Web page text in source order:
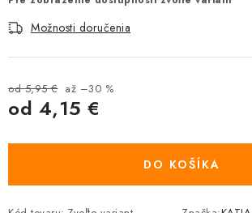
Možnosti doručenia
od 5,95 € až –30 %
od 4,15 €
DO KOŠÍKA